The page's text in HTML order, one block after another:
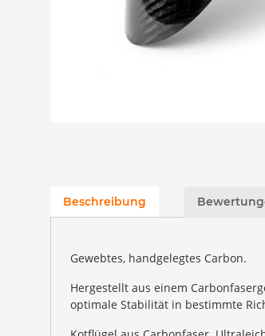
Beschreibung
Gewebtes, handgelegtes Carbon.
Hergestellt aus einem
optimale Stabilität in bestimmte